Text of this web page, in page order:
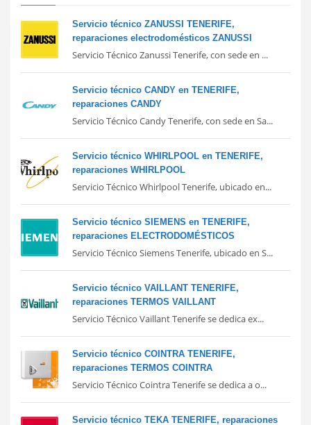
Servicio técnico ZANUSSI TENERIFE,
reparaciones electrodomésticos ZANUSSI
Servicio Técnico Zanussi Tenerife, con sede en ...
Servicio técnico CANDY en TENERIFE,
reparaciones CANDY
Servicio Técnico Candy Tenerife, con sede en Sa...
Servicio técnico WHIRLPOOL en TENERIFE,
reparaciones WHIRLPOOL
Servicio Técnico Whirlpool Tenerife, ubicado en...
Servicio técnico SIEMENS en TENERIFE,
reparaciones ELECTRODOMÉSTICOS
Servicio Técnico Siemens Tenerife, ubicado en S...
Servicio técnico VAILLANT TENERIFE,
reparaciones TERMOS VAILLANT
Servicio Técnico Vaillant Tenerife se dedica ex...
Servicio técnico COINTRA TENERIFE,
reparaciones TERMOS COINTRA
Servicio Técnico Cointra Tenerife se dedica a o...
Servicio técnico TEKA TENERIFE, reparaciones